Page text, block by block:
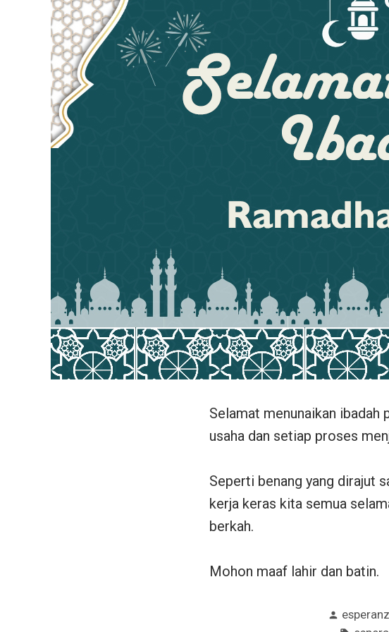
Selamat menunaikan ibadah
usaha dan setiap proses
Seperti benang yang dirajut
kerja keras kita semua
berkah.
Mohon maaf lahir dan batin.
Posted